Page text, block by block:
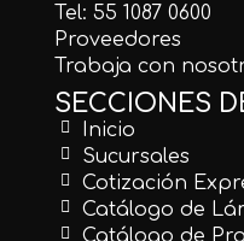
Tel: 55 1087 0600
Proveedores
Trabaja con
SECCIONES
Inicio
Sucursales
Cotización
Catálogo de
Catálogo de